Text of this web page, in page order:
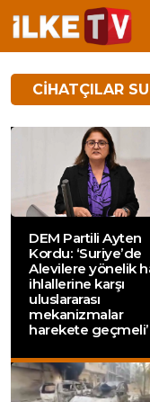
CIHATÇILAR
DEM Partili Ayten
Kordu: ‘Suriye’de
Alevilere yönelik
ihlallerine karşı
uluslararası
mekanizmalar
harekete geçmeli’